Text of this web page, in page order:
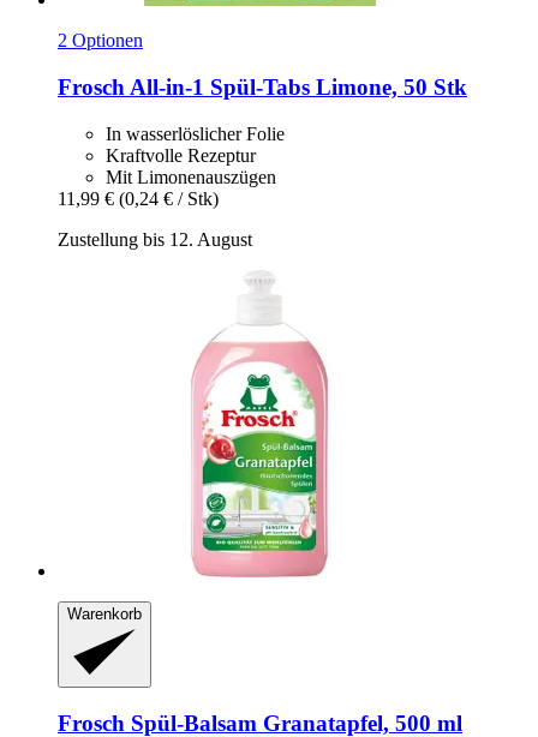
2 Optionen
Frosch All-​in-​1 Spül-​Tabs Limone, 50 Stk
In wasserlöslicher Folie
Kraftvolle Rezeptur
Mit Limonenauszügen
11,99 € (0,24 € / Stk)
Zustellung bis 12. August
Warenkorb
Frosch Spül-​Balsam Granatapfel, 500 ml